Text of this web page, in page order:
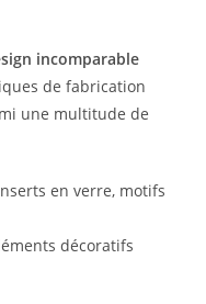
incomparable
de fabrication
une multitude de
en verre, motifs
décoratifs